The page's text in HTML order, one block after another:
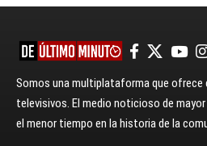
Somos una multiplataforma que
televisivos. El medio noticioso de
el menor tiempo en la historia de la